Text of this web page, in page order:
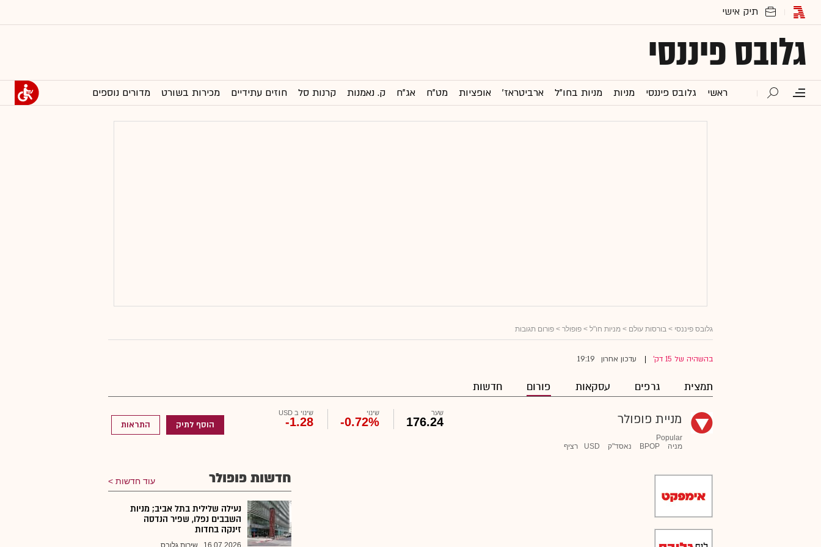
גלובס פיננסי
ראשי גלובס פיננסי מניות מניות בחו"ל ארביטראז' אופציות מט"ח אג"ח ק. נאמנות קרנות סל חוזים עתידיים מכירות בשורט מדורים נוספים
גלובס פיננסי > בורסות עולם > מניות חו"ל > פופולר > פורום תגובות
בהשהיה של 15 דק' עדכון אחרון 19:19
תמצית גרפים עסקאות פורום חדשות
מניית פופולר
Popular
מניה
BPOP נאסד"ק USD רציף
שער
176.24
שינוי
-0.72%
שינוי ב USD
-1.28 הוסף לתיק התראות
חדשות פופולר עוד חדשות
נעילה שלילית בתל אביב; מניות
השבבים נפלו, שפיר הנדסה
זינקה בחדות
16.07.2026 שירות גלובס